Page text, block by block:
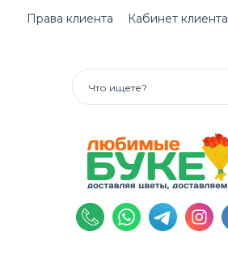
Права клиента Кабинет клиента